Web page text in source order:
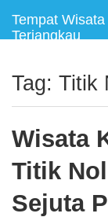
Tempat
Terjangkau
Tag: Titik
Wisata
Titik
Sejuta